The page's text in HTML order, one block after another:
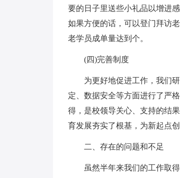
要的日子里送些小礼品以增进
如果方便的话，可以登门拜访
老学员成单量达到个。
(四)完善制度
为更好地促进工作，我们
定、数据安全等方面进行了严
得，是校领导关心、支持的结
育发展夯实了根基，为新起点
二、存在的问题和不足
虽然半年来我们的工作取